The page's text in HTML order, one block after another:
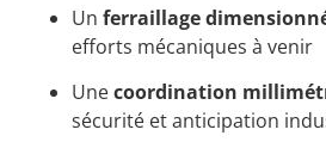
Un ferraillage
efforts mécaniques à venir
Unecoordination
sécurité et anticipation